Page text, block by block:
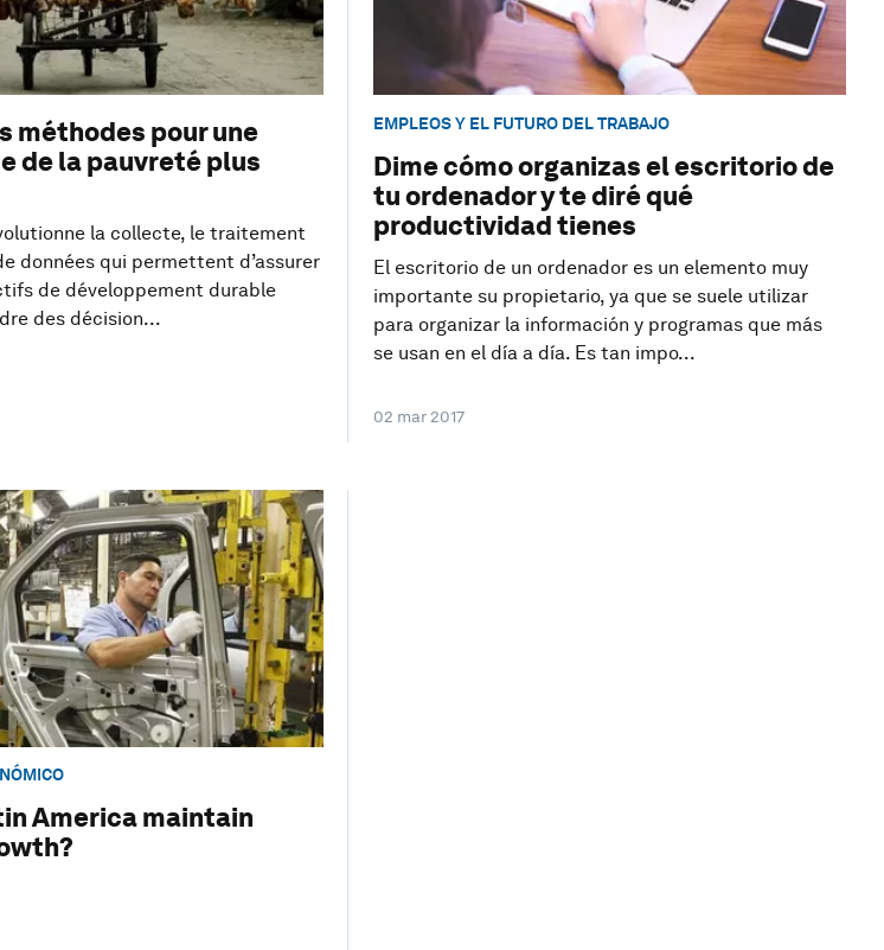
méthodes pour une
de la pauvreté plus
la collecte, le traitement
données qui permettent d’assurer
de développement durable
des décision...
EMPLEOS Y EL FUTURO DEL TRABAJO
Dime cómo organizas el escritorio de
tu ordenador y te diré qué
productividad tienes
El escritorio de un ordenador es un elemento muy
importante su propietario, ya que se suele utilizar
para organizar la información y programas que más
se usan en el día a día. Es tan impo...
02 mar 2017
America maintain